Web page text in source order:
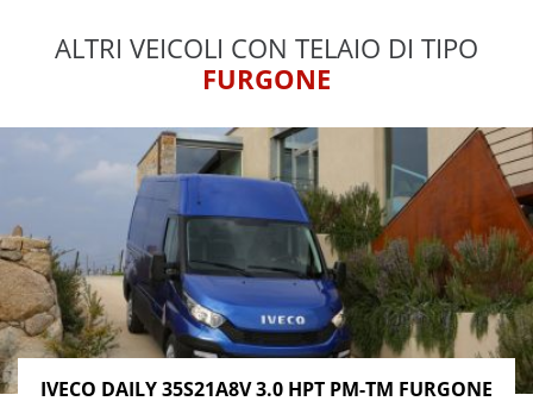
ALTRI VEICOLI CON TELAIO DI TIPO
FURGONE
IVECO DAILY 35S21A8V 3.0 HPT PM-TM FURGONE